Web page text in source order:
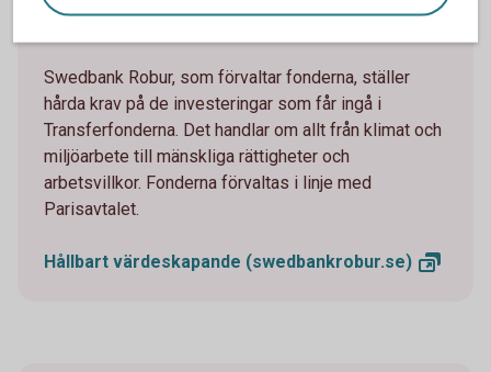
Hållbarhet i våra Transferfonder
Swedbank Robur, som förvaltar fonderna, ställer
hårda krav på de investeringar som får ingå i
Transferfonderna. Det handlar om allt från klimat och
miljöarbete till mänskliga rättigheter och
arbetsvillkor. Fonderna förvaltas i linje med
Parisavtalet.
Hållbart värdeskapande (swedbankrobur.se)